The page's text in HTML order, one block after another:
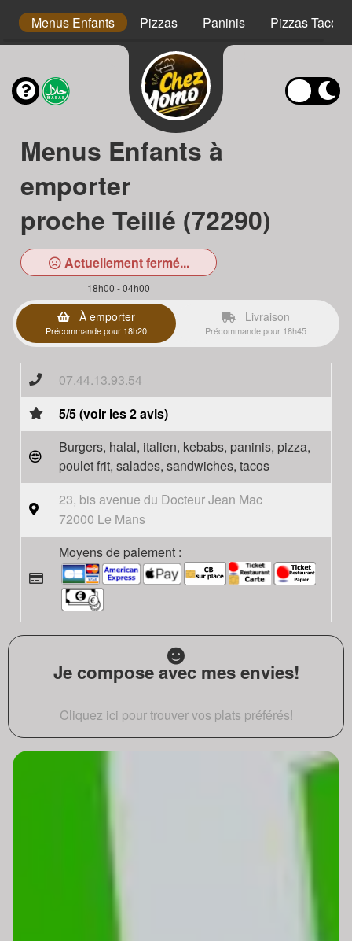
Menus Enfants Pizzas Paninis Pizzas Tacos
Menus Enfants à
emporter
proche Teillé (72290)
Actuellement fermé...
18h00 - 04h00
À emporter
Précommande pour 18h20
Livraison
Précommande pour 18h45
07.44.13.93.54
5/5 (voir les 2 avis)
Burgers, halal, italien, kebabs, paninis, pizza,
poulet frit, salades, sandwiches, tacos
23, bis avenue du Docteur Jean Mac
72000 Le Mans
Moyens de paiement :
Je compose avec mes envies!
Cliquez ici pour trouver vos plats préférés!